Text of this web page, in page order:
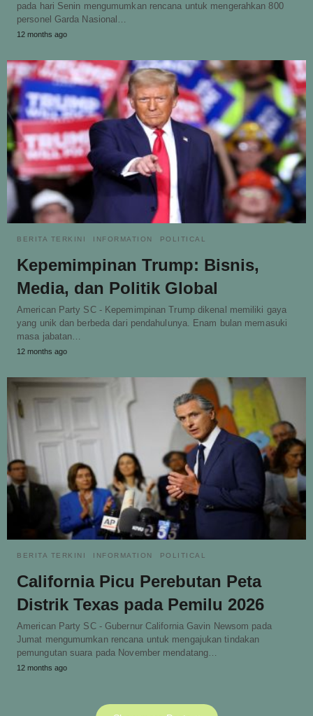
pada hari Senin mengumumkan rencana untuk mengerahkan 800
personel Garda Nasional…
12 months ago
BERITA TERKINI INFORMATION POLITICAL
Kepemimpinan Trump: Bisnis,
Media, dan Politik Global
American Party SC - Kepemimpinan Trump dikenal memiliki gaya
yang unik dan berbeda dari pendahulunya. Enam bulan memasuki
masa jabatan…
12 months ago
BERITA TERKINI INFORMATION POLITICAL
California Picu Perebutan Peta
Distrik Texas pada Pemilu 2026
American Party SC - Gubernur California Gavin Newsom pada
Jumat mengumumkan rencana untuk mengajukan tindakan
pemungutan suara pada November mendatang…
12 months ago